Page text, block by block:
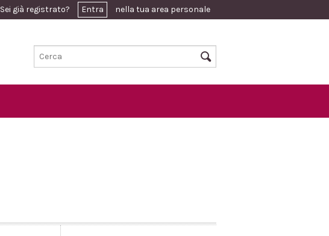
Sei già registrato? Entra nella tua area personale